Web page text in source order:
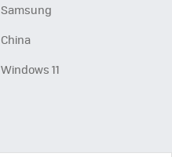
Samsung
China
Windows 11